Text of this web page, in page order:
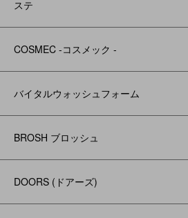
ステ
COSMEC -コスメック -
バイタルウォッシュフォーム
BROSH ブロッシュ
DOORS (ドアーズ)